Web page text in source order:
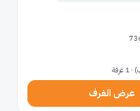
عرض الغرف